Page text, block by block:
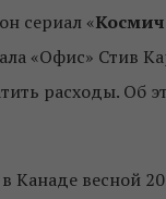
сериал «
«Офис» Стив
расходы. Об
весной